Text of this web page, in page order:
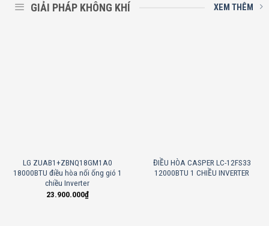
GIẢI PHÁP KHÔNG KHÍ XEM THÊM
LG ZUAB1+ZBNQ18GM1A0
18000BTU điều hòa nối ống gió 1
chiều Inverter
23.900.000₫
ĐIỀU HÒA CASPER LC-12FS33
12000BTU 1 CHIỀU INVERTER